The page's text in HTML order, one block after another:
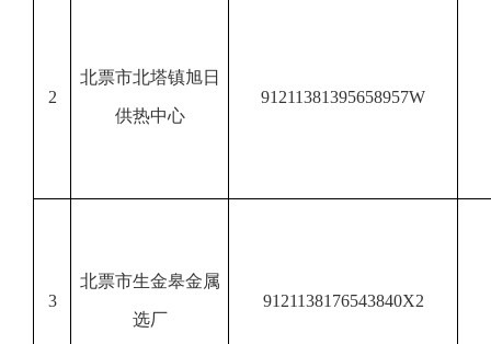
2
北票市北塔镇旭日
供热中心
91211381395658957W
3
北票市生金皋金属
选厂
9121138176543840X2